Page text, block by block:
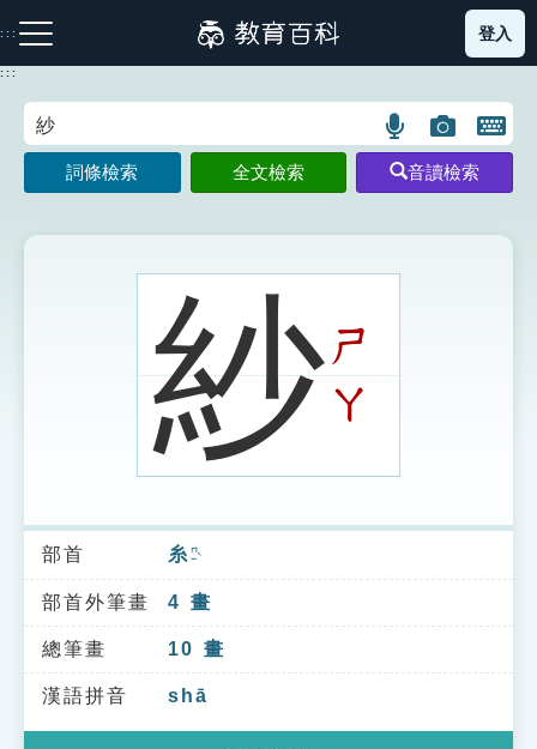
到
主
:::
注音索引圖示 筆畫索引圖示 部首索引表圖示
索引選單
知識索引
單字索引
生命大百科索引
登入
:::
語
言
搜
示
圖
片
搜
開
鍵
圖
詞條檢索 全文檢索 音讀檢索
紗ㄕ
ㄚ
部首 糸 ㄇㄧˋ
部首外筆畫 4 畫
總筆畫 10 畫
漢語拼音 shā